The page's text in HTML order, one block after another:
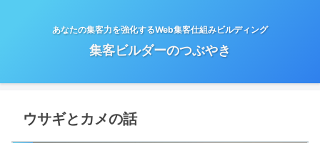
あなたの集客力を強化するWeb集客仕組みビルディング
集客ビルダーのつぶやき
ウサギとカメの話